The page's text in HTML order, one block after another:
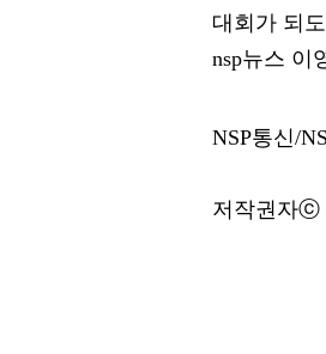
대회가 되
nsp뉴스 이
NSP통신/
저작권자ⓒ